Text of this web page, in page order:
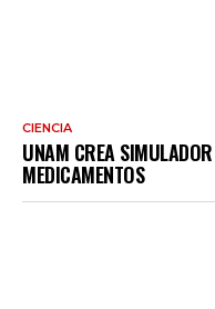
CIENCIA
UNAM CREA
MEDICAMENTOS